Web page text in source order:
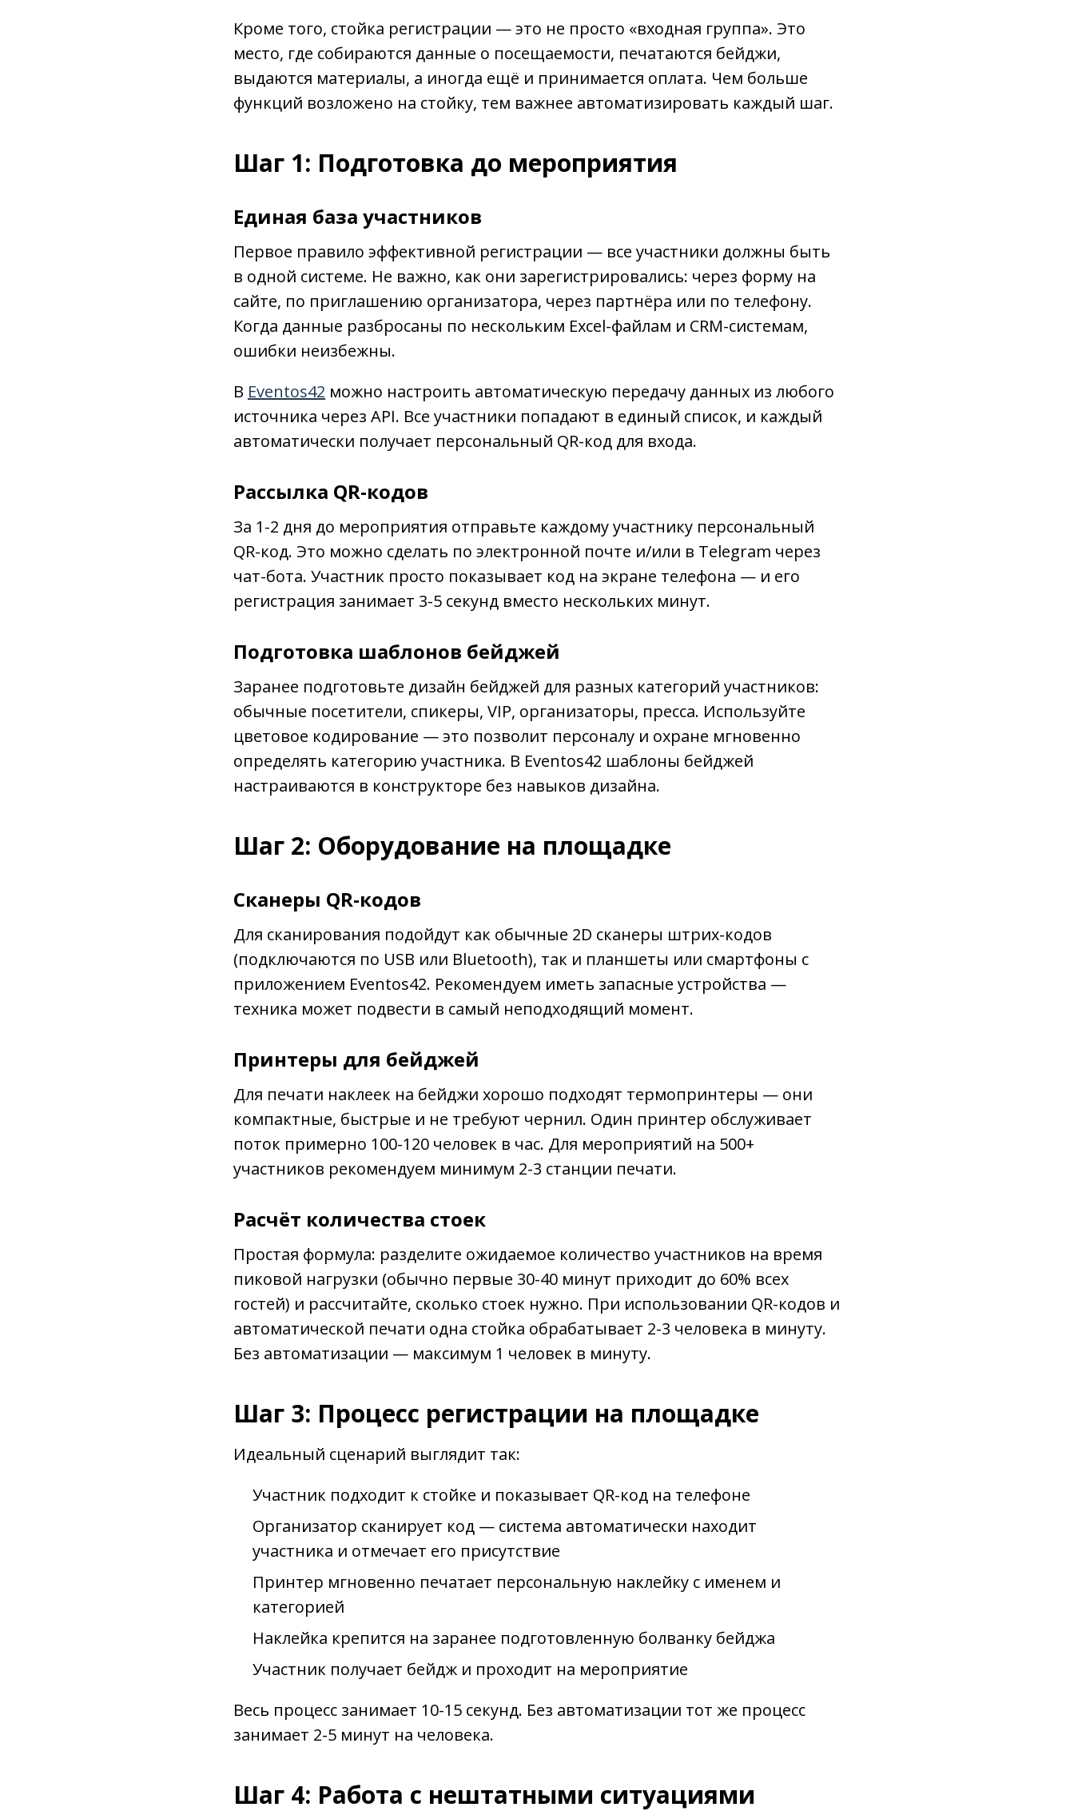
Кроме того, стойка регистрации — это не просто «входная группа». Это
место, где собираются данные о посещаемости, печатаются бейджи,
выдаются материалы, а иногда ещё и принимается оплата. Чем больше
функций возложено на стойку, тем важнее автоматизировать каждый шаг.
Шаг 1: Подготовка до мероприятия
Единая база участников
Первое правило эффективной регистрации — все участники должны быть
в одной системе. Не важно, как они зарегистрировались: через форму на
сайте, по приглашению организатора, через партнёра или по телефону.
Когда данные разбросаны по нескольким Excel-файлам и CRM-системам,
ошибки неизбежны.
В Eventos42 можно настроить автоматическую передачу данных из любого
источника через API. Все участники попадают в единый список, и каждый
автоматически получает персональный QR-код для входа.
Рассылка QR-кодов
За 1-2 дня до мероприятия отправьте каждому участнику персональный
QR-код. Это можно сделать по электронной почте и/или в Telegram через
чат-бота. Участник просто показывает код на экране телефона — и его
регистрация занимает 3-5 секунд вместо нескольких минут.
Подготовка шаблонов бейджей
Заранее подготовьте дизайн бейджей для разных категорий участников:
обычные посетители, спикеры, VIP, организаторы, пресса. Используйте
цветовое кодирование — это позволит персоналу и охране мгновенно
определять категорию участника. В Eventos42 шаблоны бейджей
настраиваются в конструкторе без навыков дизайна.
Шаг 2: Оборудование на площадке
Сканеры QR-кодов
Для сканирования подойдут как обычные 2D сканеры штрих-кодов
(подключаются по USB или Bluetooth), так и планшеты или смартфоны с
приложением Eventos42. Рекомендуем иметь запасные устройства —
техника может подвести в самый неподходящий момент.
Принтеры для бейджей
Для печати наклеек на бейджи хорошо подходят термопринтеры — они
компактные, быстрые и не требуют чернил. Один принтер обслуживает
поток примерно 100-120 человек в час. Для мероприятий на 500+
участников рекомендуем минимум 2-3 станции печати.
Расчёт количества стоек
Простая формула: разделите ожидаемое количество участников на время
пиковой нагрузки (обычно первые 30-40 минут приходит до 60% всех
гостей) и рассчитайте, сколько стоек нужно. При использовании QR-кодов и
автоматической печати одна стойка обрабатывает 2-3 человека в минуту.
Без автоматизации — максимум 1 человек в минуту.
Шаг 3: Процесс регистрации на площадке
Идеальный сценарий выглядит так:
Участник подходит к стойке и показывает QR-код на телефоне
Организатор сканирует код — система автоматически находит
участника и отмечает его присутствие
Принтер мгновенно печатает персональную наклейку с именем и
категорией
Наклейка крепится на заранее подготовленную болванку бейджа
Участник получает бейдж и проходит на мероприятие
Весь процесс занимает 10-15 секунд. Без автоматизации тот же процесс
занимает 2-5 минут на человека.
Шаг 4: Работа с нештатными ситуациями